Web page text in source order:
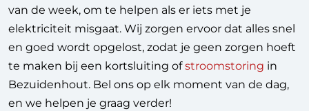
van de week, om te helpen als er iets met je
elektriciteit misgaat. Wij zorgen ervoor dat alles snel
en goed wordt opgelost, zodat je geen zorgen hoeft
te maken bij een kortsluiting ofstroomstoring in
Bezuidenhout. Bel ons op elk moment van de dag,
en we helpen je graag verder!